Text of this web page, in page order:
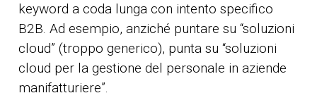
keyword a coda lunga con intento specifico
B2B. Ad esempio, anziché puntare su “soluzioni
cloud” (troppo generico), punta su “soluzioni
cloud per la gestione del personale in aziende
manifatturiere”.